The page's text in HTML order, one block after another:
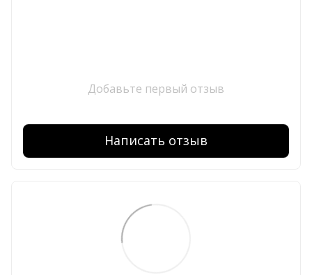
Добавьте первый отзыв
Написать отзыв